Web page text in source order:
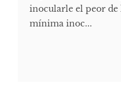
inocularle el peor de
mínima inoc...